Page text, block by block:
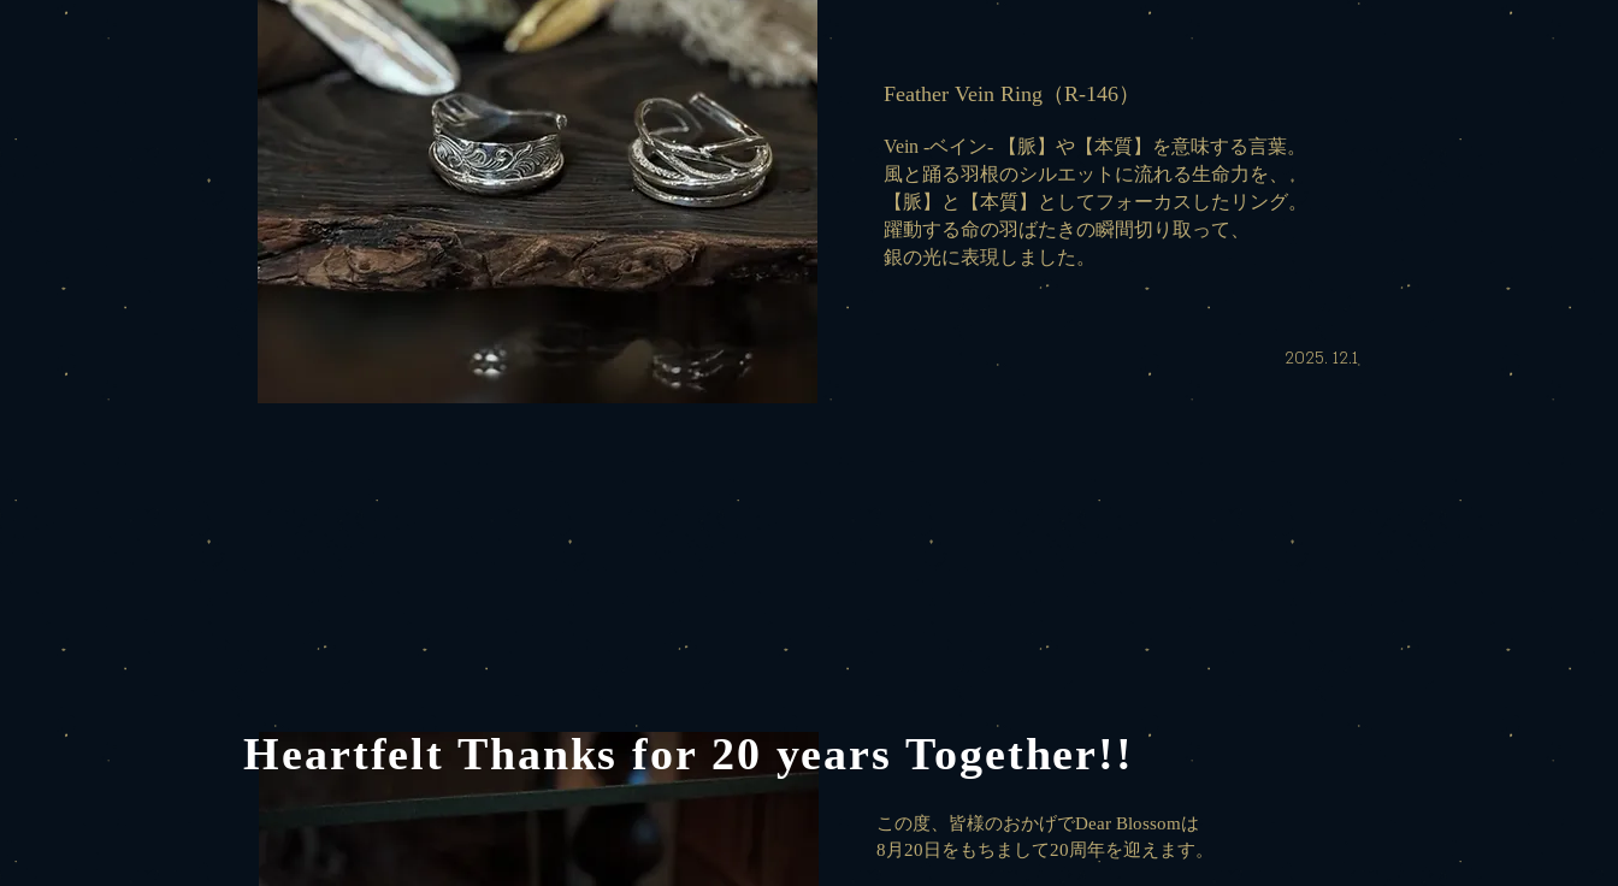
Feather Vein Ring（R-146）
Vein -ベイン- 【脈】や【本質】を意味する言葉。
風と踊る羽根のシルエットに流れる生命力を、
【脈】と【本質】としてフォーカスしたリング。
躍動する命の羽ばたきの瞬間切り取って、
銀の光に表現しました。
2025. 12.1
Heartfelt Thanks for 20 years Together!!
この度、皆様のおかげでDear Blossomは
8月20日をもちまして20周年を迎えます。